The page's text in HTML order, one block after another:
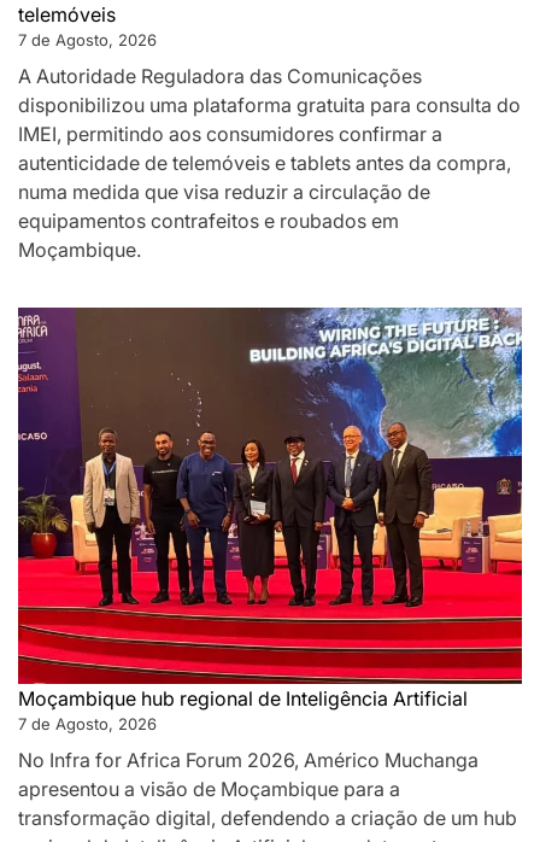
telemóveis
7 de Agosto, 2026
A Autoridade Reguladora das Comunicações
disponibilizou uma plataforma gratuita para consulta do
IMEI, permitindo aos consumidores confirmar a
autenticidade de telemóveis e tablets antes da compra,
numa medida que visa reduzir a circulação de
equipamentos contrafeitos e roubados em
Moçambique.
Moçambique hub regional de Inteligência Artificial
7 de Agosto, 2026
No Infra for Africa Forum 2026, Américo Muchanga
apresentou a visão de Moçambique para a
transformação digital, defendendo a criação de um hub